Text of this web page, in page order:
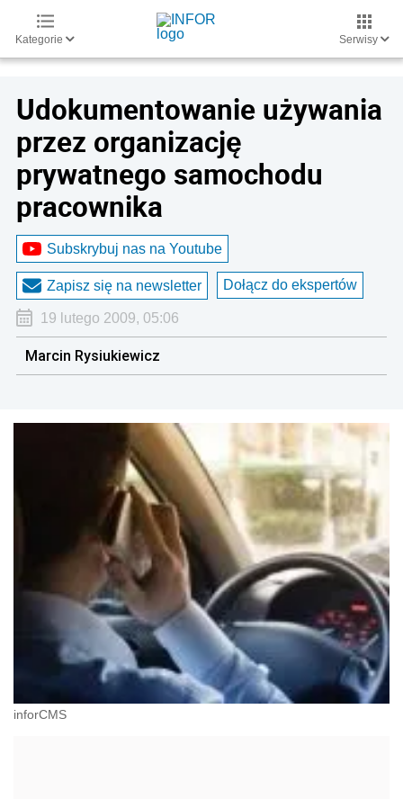
Kategorie Serwisy
Udokumentowanie używania
przez organizację
prywatnego samochodu
pracownika
Subskrybuj nas na Youtube
Zapisz się na newsletter Dołącz do ekspertów
19 lutego 2009, 05:06
Marcin Rysiukiewicz
inforCMS